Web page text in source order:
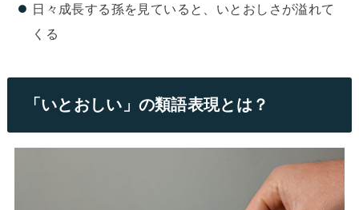
日々成長する孫を見ていると、いとおしさが溢れて
くる
「いとおしい」の類語表現とは？